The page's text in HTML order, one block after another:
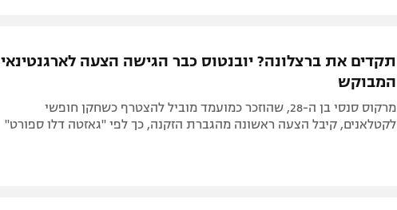
תקדים את ברצלונה? יובנטוס כבר הגישה הצעה לארגנטינאי
המבוקש
מרקוס סנסי בן ה-28, שהוזכר כמועמד מוביל להצטרף כשחקן חופשי
לקטלאנים, קיבל הצעה ראשונה מהגברת הזקנה, כך לפי "גאזטה דלו ספורט"